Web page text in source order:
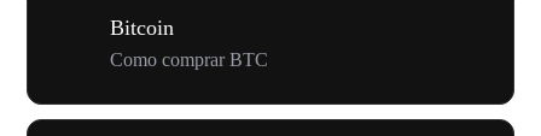
Bitcoin
Como comprar BTC